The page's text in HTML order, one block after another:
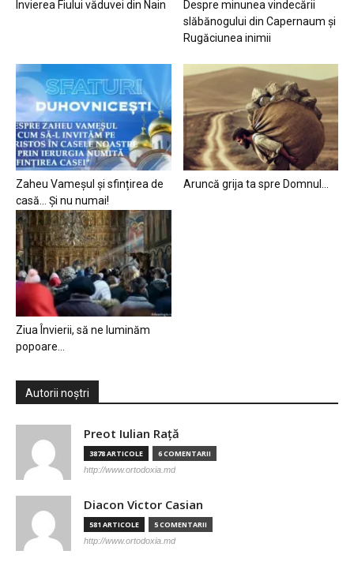
Învierea Fiului văduvei din Nain
Despre minunea vindecării
slăbănogului din Capernaum și
Rugăciunea inimii
Zaheu Vameșul și sfințirea de
casă… Și nu numai!
Aruncă grija ta spre Domnul…
Ziua Învierii, să ne luminăm
popoare…
Autorii noștri
Preot Iulian Raţă
3878 ARTICOLE 6 COMENTARII
http://www.ortodoxia.md
Diacon Victor Casian
581 ARTICOLE 5 COMENTARII
http://www.ortodoxia.md